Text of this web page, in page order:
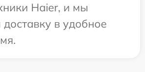
Haier, и мы
в удобное